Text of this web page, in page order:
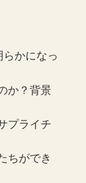
かになっ
か？背景
プライチ
ちができ